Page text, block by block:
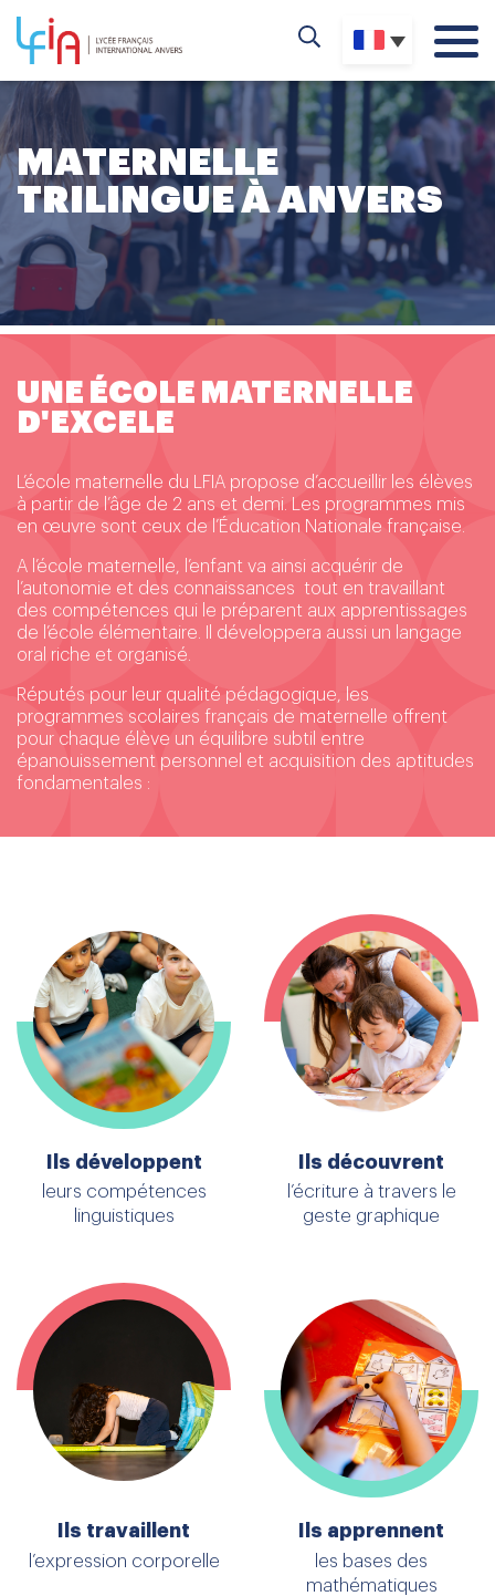
MATERNELLE
TRILINGUE À ANVERS
UNE ÉCOLE MATERNELLE
D'EXCELE
L’école maternelle du LFIA propose d’accueillir les élèves
à partir de l’âge de 2 ans et demi. Les programmes mis
en œuvre sont ceux de l’Éducation Nationale française.
A l’école maternelle, l’enfant va ainsi acquérir de
l’autonomie et des connaissances tout en travaillant
des compétences qui le préparent aux apprentissages
de l’école élémentaire. Il développera aussi un langage
oral riche et organisé.
Réputés pour leur qualité pédagogique, les
programmes scolaires français de maternelle offrent
pour chaque élève un équilibre subtil entre
épanouissement personnel et acquisition des aptitudes
fondamentales :
Ils développent
leurs compétences
linguistiques
Ils découvrent
l’écriture à travers le
geste graphique
Ils travaillent
l’expression corporelle
Ils apprennent
les bases des
mathématiques